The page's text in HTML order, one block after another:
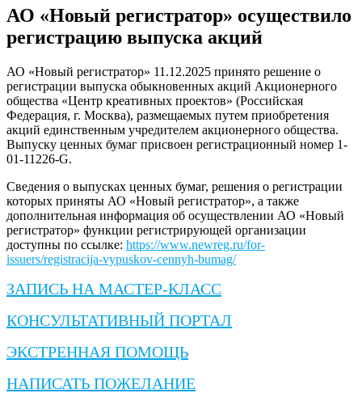
АО «Новый регистратор» осуществило
регистрацию выпуска акций
АО «Новый регистратор» 11.12.2025 принято решение о
регистрации выпуска обыкновенных акций Акционерного
общества «Центр креативных проектов» (Российская
Федерация, г. Москва), размещаемых путем приобретения
акций единственным учредителем акционерного общества.
Выпуску ценных бумаг присвоен регистрационный номер 1-
01-11226-G.
Сведения о выпусках ценных бумаг, решения о регистрации
которых приняты АО «Новый регистратор», а также
дополнительная информация об осуществлении АО «Новый
регистратор» функции регистрирующей организации
доступны по ссылке: https://www.newreg.ru/for-
issuers/registracija-vypuskov-cennyh-bumag/
ЗАПИСЬ НА МАСТЕР-КЛАСС
КОНСУЛЬТАТИВНЫЙ ПОРТАЛ
ЭКСТРЕННАЯ ПОМОЩЬ
НАПИСАТЬ ПОЖЕЛАНИЕ